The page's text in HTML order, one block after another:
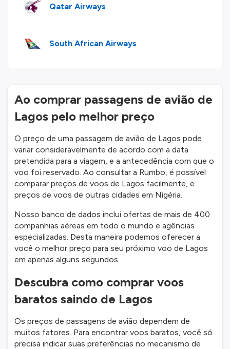
Qatar Airways
South African Airways
Ao comprar passagens de avião de
Lagos pelo melhor preço
O preço de uma passagem de avião de Lagos pode
variar consideravelmente de acordo com a data
pretendida para a viagem, e a antecedência com que o
voo foi reservado. Ao consultar a Rumbo, é possível
comparar preços de voos de Lagos facilmente, e
preços de voos de outras cidades em Nigéria.
Nosso banco de dados inclui ofertas de mais de 400
companhias aéreas em todo o mundo e agências
especializadas. Desta maneira podemos oferecer a
você o melhor preço para seu próximo voo de Lagos
em apenas alguns segundos.
Descubra como comprar voos
baratos saindo de Lagos
Os preços de passagens de avião dependem de
muitos fatores. Para encontrar voos baratos, você só
precisa indicar suas preferências no mecanismo de